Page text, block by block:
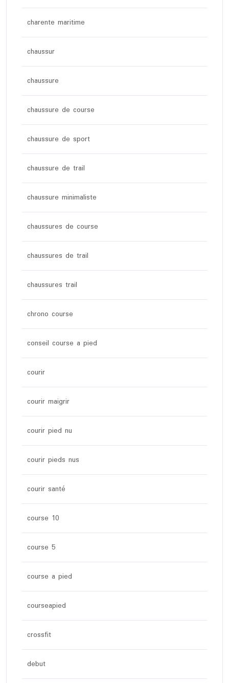
charente maritime
chaussur
chaussure
chaussure de course
chaussure de sport
chaussure de trail
chaussure minimaliste
chaussures de course
chaussures de trail
chaussures trail
chrono course
conseil course a pied
courir
courir maigrir
courir pied nu
courir pieds nus
courir santé
course 10
course 5
course a pied
courseapied
crossfit
debut